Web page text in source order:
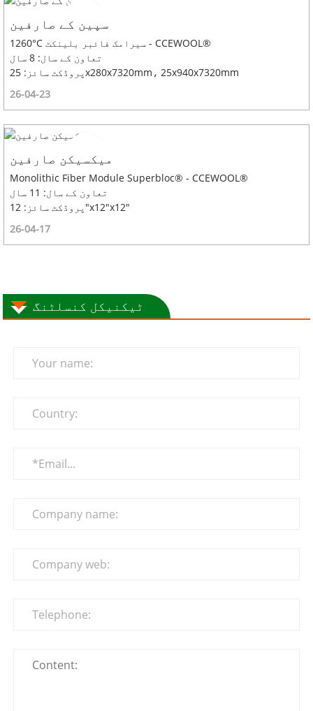
سپین کے صارفین
1260°C سیرامک ​​فائبر بلینکٹ - CCEWOOL®
تعاون کے سال: 8 سال
پروڈکٹ سائز: 25x280x7320mm، 25x940x7320mm
26-04-23
میکسیکن صارفین
Monolithic Fiber Module Superbloc® - CCEWOOL®
تعاون کے سال: 11 سال
پروڈکٹ سائز: 12"x12"x12"
26-04-17
ٹیکنیکل کنسلٹنگ